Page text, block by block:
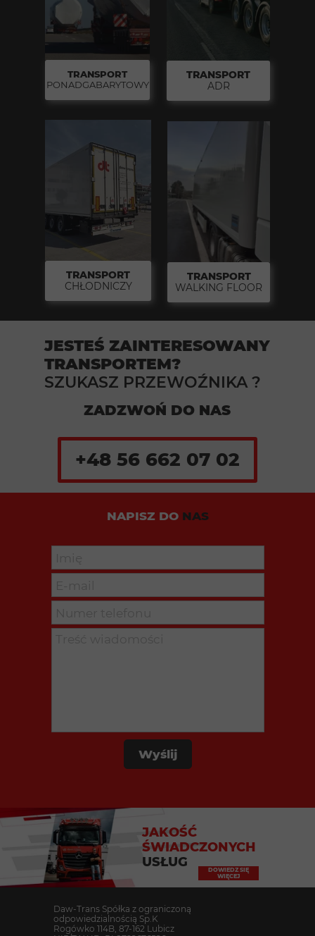
Wyślij
NAPISZ DO NAS
+48 56 662 07 02
ZADZWOŃ DO NAS
JESTEŚ ZAINTERESOWANY
TRANSPORTEM?
SZUKASZ PRZEWOŹNIKA ?
DOWIEDZ SIĘ
WIĘCEJ
JAKOŚĆ
ŚWIADCZONYCH
USŁUG
TRANSPORT
WALKING FLOOR
TRANSPORT
CHŁODNICZY
TRANSPORT
ADR
TRANSPORT
PONADGABARYTOWY
Daw-Trans Spółka z ograniczoną
odpowiedzialnością Sp.K
Rogówko 114B, 87-162 Lubicz